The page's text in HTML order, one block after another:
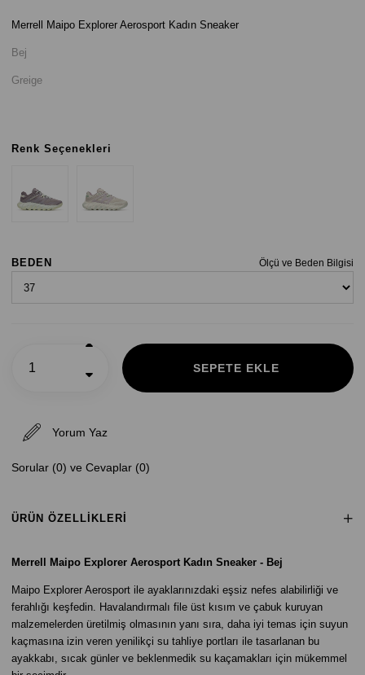
Merrell Maipo Explorer Aerosport Kadın Sneaker
Bej
Greige
Renk Seçenekleri
Ölçü ve Beden Bilgisi
BEDEN
Yorum Yaz
Sorular (0) ve Cevaplar (0)
ÜRÜN ÖZELLIKLERI
Merrell Maipo Explorer Aerosport Kadın Sneaker - Bej
Maipo Explorer Aerosport ile ayaklarınızdaki eşsiz nefes alabilirliği ve
ferahlığı keşfedin. Havalandırmalı file üst kısım ve çabuk kuruyan
malzemelerden üretilmiş olmasının yanı sıra, daha iyi temas için suyun
kaçmasına izin veren yenilikçi su tahliye portları ile tasarlanan bu
ayakkabı, sıcak günler ve beklenmedik su kaçamakları için mükemmel